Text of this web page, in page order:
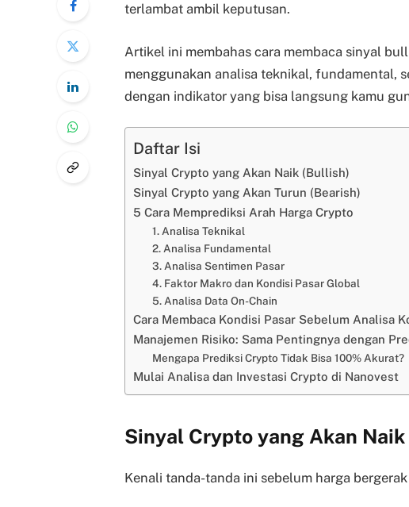
terlambat ambil keputusan.
Artikel ini membahas cara membaca sinyal
menggunakan analisa teknikal, fundamental,
dengan indikator yang bisa langsung kamu
Daftar Isi
Sinyal Crypto yang Akan Naik (Bullish)
Sinyal Crypto yang Akan Turun (Bearish)
5 Cara Memprediksi Arah Harga Crypto
1. Analisa Teknikal
2. Analisa Fundamental
3. Analisa Sentimen Pasar
4. Faktor Makro dan Kondisi Pasar Global
5. Analisa Data On-Chain
Cara Membaca Kondisi Pasar Sebelum Analisa
Manajemen Risiko: Sama Pentingnya dengan
Mengapa Prediksi Crypto Tidak Bisa 100% Akurat?
Mulai Analisa dan Investasi Crypto di Nanovest
Sinyal Crypto yang Akan
Kenali tanda-tanda ini sebelum harga